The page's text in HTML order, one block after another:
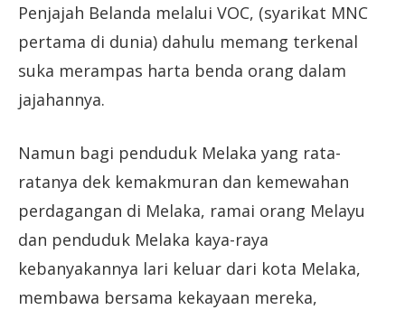
Penjajah Belanda melalui VOC, (syarikat MNC
pertama di dunia) dahulu memang terkenal
suka merampas harta benda orang dalam
jajahannya.
Namun bagi penduduk Melaka yang rata-
ratanya dek kemakmuran dan kemewahan
perdagangan di Melaka, ramai orang Melayu
dan penduduk Melaka kaya-raya
kebanyakannya lari keluar dari kota Melaka,
membawa bersama kekayaan mereka,